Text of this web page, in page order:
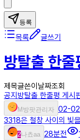
등록
목록 글쓰기
방탈출 한줄
제목글쓴이 날짜조회
공지 방탈출 한줄평 게시
M 방팟관리자 02-02
3318은 철창 사이의 빛
2나쵸aa 28분전